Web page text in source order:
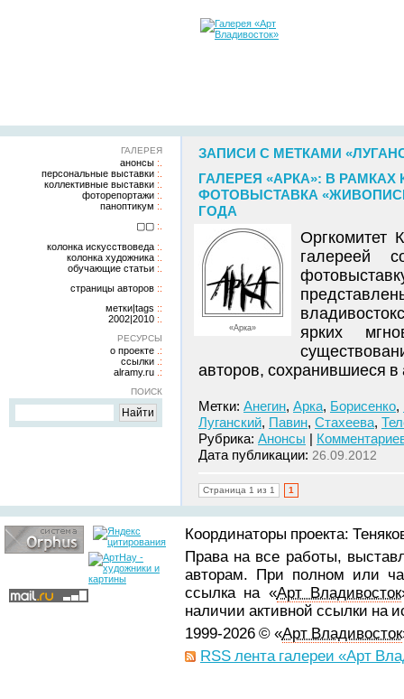
ГАЛЕРЕЯ
анонсы
персональные выставки
коллективные выставки
фоторепортажи
паноптикум
▢▢
колонка искусствоведа
колонка художника
обучающие статьи
страницы авторов
метки|tags
2002|2010
РЕСУРСЫ
о проекте
ссылки
alramy.ru
ПОИСК
ЗАПИСИ С МЕТКАМИ
ГАЛЕРЕЯ «АРКА»: В
ФОТОВЫСТАВКА
ГОДА
«Арка»
Оргкомитет
галереей
ярких
авторов, сохранившиеся
Метки: Анегин, Арка, Борисенко,
Луганский, Павин, Стахеева,
Рубрика: Анонсы |
Дата публикации: 26.09.2012
Страница 1 из 1 1
Координаторы проекта:
Права на все работы,
авторам. При полном или
ссылка на «Арт Владивосток
наличии активной ссылки на
1999-2026 © «Арт Владивосток
RSS лента галереи «Арт